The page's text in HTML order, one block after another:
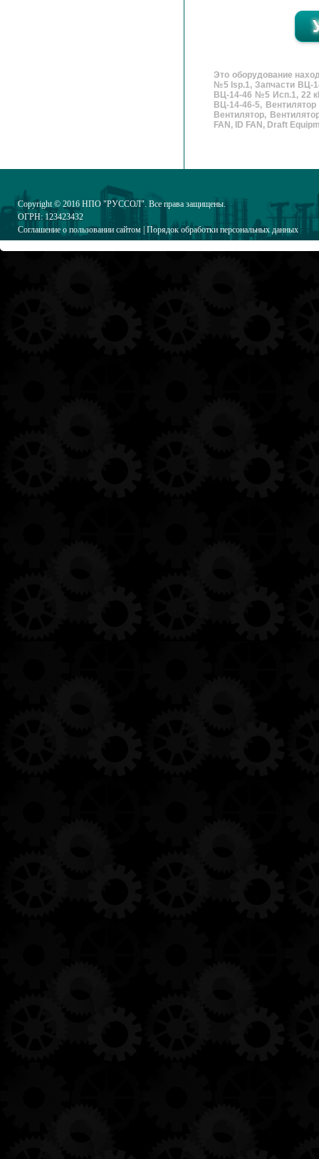
Это оборудование
№5 Isp.1, Запчасти ВЦ-
ВЦ-14-46 №5 Исп.1, 22
ВЦ-14-46-5,
Вентилятор,
FAN, ID FAN, Draft
Copyright © 2016 НПО "РУССОЛ". Все права защищены.
ОГРН: 123423432
Соглашение о пользовании сайтом Порядок обработки персональных данных